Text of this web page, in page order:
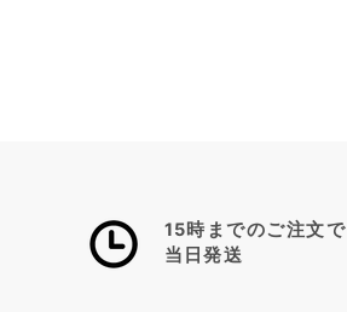
15時までのご注文で
当日発送